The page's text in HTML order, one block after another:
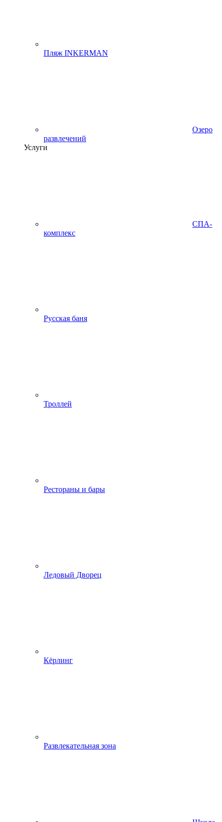
Пляж INKERMAN
Озеро
развлечений
Услуги
СПА-
комплекс
Русская баня
Троллей
Рестораны и бары
Ледовый Дворец
Кёрлинг
Развлекательная зона